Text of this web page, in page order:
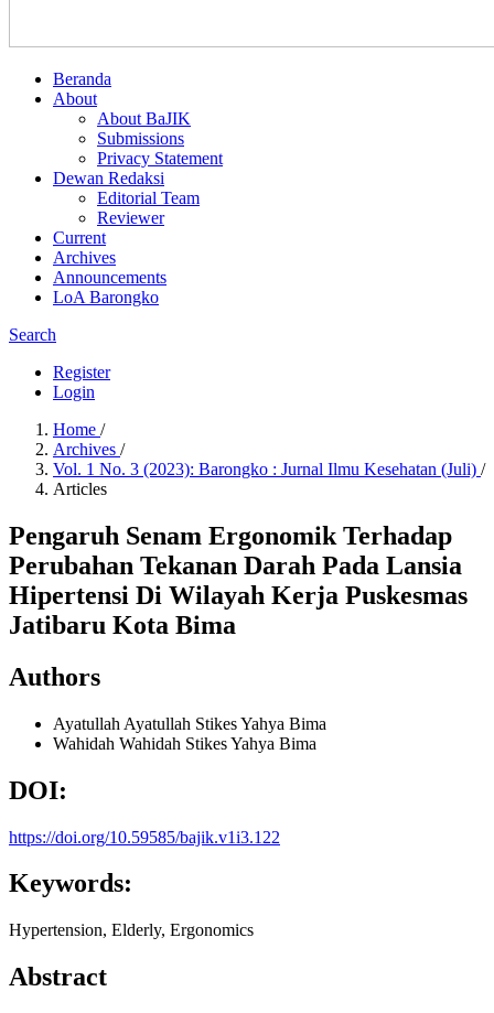
Beranda
About
About BaJIK
Submissions
Privacy Statement
Dewan Redaksi
Editorial Team
Reviewer
Current
Archives
Announcements
LoA Barongko
Search
Register
Login
Home /
Archives /
Vol. 1 No. 3 (2023): Barongko : Jurnal Ilmu Kesehatan (Juli) /
Articles
Pengaruh Senam Ergonomik Terhadap
Perubahan Tekanan Darah Pada Lansia
Hipertensi Di Wilayah Kerja Puskesmas
Jatibaru Kota Bima
Authors
Ayatullah Ayatullah Stikes Yahya Bima
Wahidah Wahidah Stikes Yahya Bima
DOI:
https://doi.org/10.59585/bajik.v1i3.122
Keywords:
Hypertension, Elderly, Ergonomics
Abstract